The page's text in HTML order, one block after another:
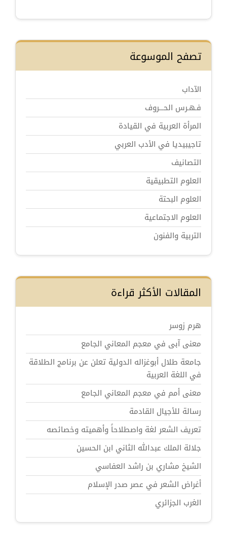
تصفح الموسوعة
الآداب
فـهـرس الحـــروف
المرأة العربية في القيادة
تاجيبيديا في الأدب العربي
التصانيف
العلوم التطبيقية
العلوم البحتة
العلوم الاجتماعية
التربية والفنون
المقالات الأكثر قراءة
هرم زوسر
معنى آبى في معجم المعاني الجامع
جامعة طلال أبوغزاله الدولية تعلن عن برنامج الطلاقة
في اللغة العربية
معنى أمم في معجم المعاني الجامع
رسالة للأجيال القادمة
تعريف الشعر لغة واصطلاحاً وأهميته وخصائصه
جلالة الملك عبدالله الثاني ابن الحسين
الشيخ مشاري بن راشد العفاسي
أغراض الشعر في عصر صدر الإسلام
الغرب الجزائري